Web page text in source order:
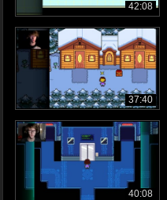
42:08
37:40
40:08